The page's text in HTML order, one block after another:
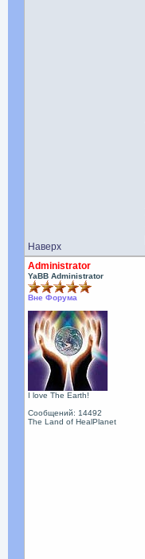
Наверх
Administrator
YaBB Administrator
Вне Форума
I love The Earth!
Сообщений: 14492
The Land of HealPlanet